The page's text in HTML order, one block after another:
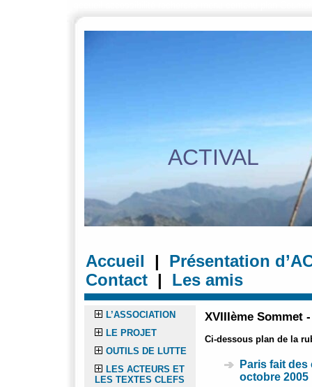
ACTIVAL
Accueil |
Présentation
Contact | Les amis
L’ASSOCIATION
LE PROJET
OUTILS DE LUTTE
LES ACTEURS ET
LES TEXTES CLEFS
XVIIIème Sommet
Ci-dessous plan de la
Paris fait
octobre 2005